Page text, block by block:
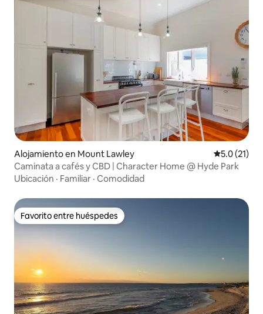
Alojamiento en Mount Lawley Calificación
5.0 (21)
Caminata a cafés y CBD | Character Home @ Hyde Park
Ubicación · Familiar · Comodidad
Favorito entre huéspedes
Favorito entre huéspedes